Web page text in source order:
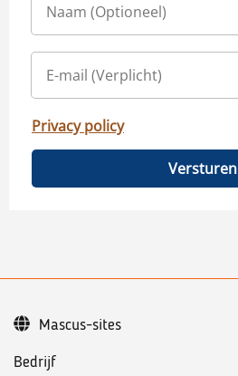
Privacy policy
Versturen
Bedrijf
Mascus-sites